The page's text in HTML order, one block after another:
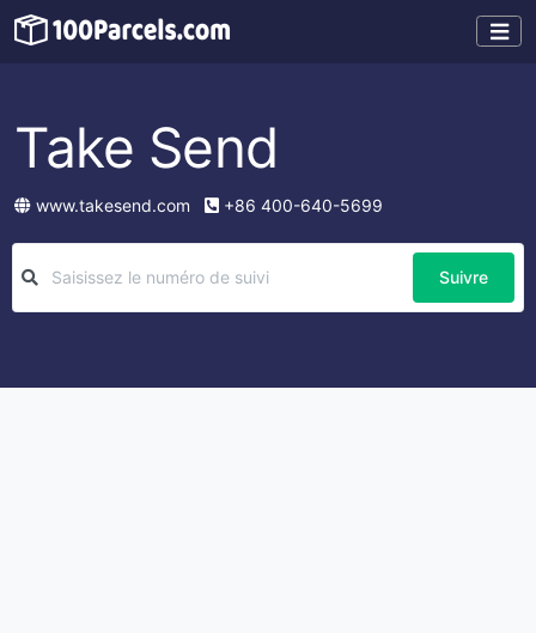
Take Send
www.takesend.com +86 400-640-5699
Suivre